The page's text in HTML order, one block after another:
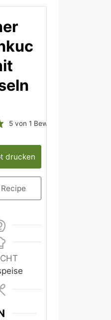
5 von 1 Bewertung
drucken